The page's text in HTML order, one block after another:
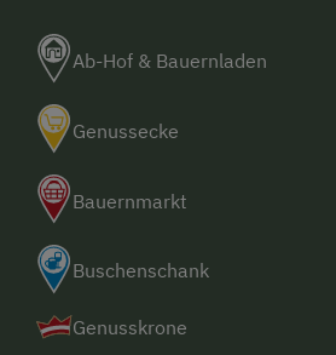
Ab-Hof & Bauernladen
Genussecke
Bauernmarkt
Buschenschank
Genusskrone